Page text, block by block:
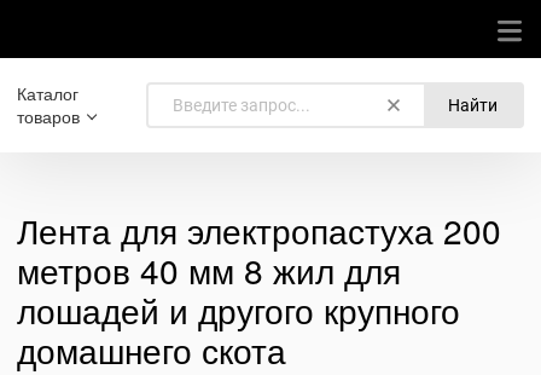
Каталог
товаров
Найти
Лента для электропастуха 200
метров 40 мм 8 жил для
лошадей и другого крупного
домашнего скота